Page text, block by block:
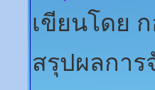
เขียนโดย
สรุปผลการ